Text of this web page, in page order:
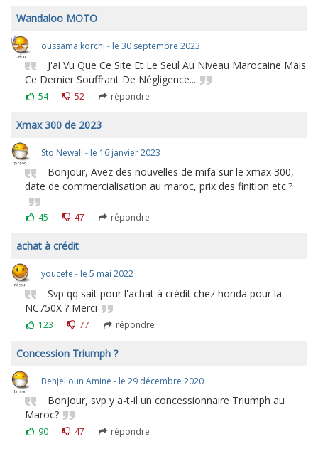
Wandaloo MOTO
oussama korchi - le 30 septembre 2023
J'ai Vu Que Ce Site Et Le Seul Au Niveau Marocaine Mais
Ce Dernier Souffrant De Négligence...
54 52 répondre
Xmax 300 de 2023
Sto Newall - le 16 janvier 2023
Bonjour, Avez des nouvelles de mifa sur le xmax 300,
date de commercialisation au maroc, prix des finition etc.?
45 47 répondre
achat à crédit
youcefe - le 5 mai 2022
Svp qq sait pour l'achat à crédit chez honda pour la
NC750X ? Merci
123 77 répondre
Concession Triumph ?
Benjelloun Amine - le 29 décembre 2020
Bonjour, svp y a-t-il un concessionnaire Triumph au
Maroc?
90 47 répondre